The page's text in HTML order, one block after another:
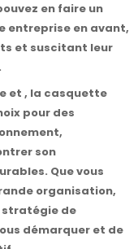
en faire un
entreprise en avant,
et suscitant leur
et , la casquette
pour des
son
Que vous
organisation,
de
démarquer et de